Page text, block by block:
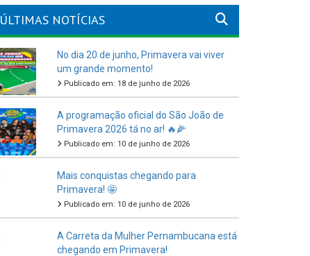
ÚLTIMAS NOTÍCIAS
No dia 20 de junho, Primavera vai viver
um grande momento!
Publicado em: 18 de junho de 2026
A programação oficial do São João de
Primavera 2026 tá no ar! 🔥🌽
Publicado em: 10 de junho de 2026
Mais conquistas chegando para
Primavera! 🤩
Publicado em: 10 de junho de 2026
A Carreta da Mulher Pernambucana está
chegando em Primavera!